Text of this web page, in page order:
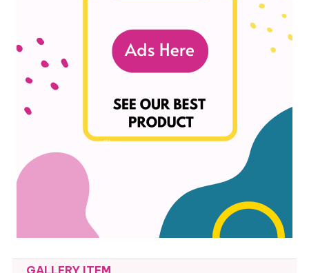
GALLERY ITEM